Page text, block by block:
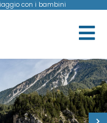
con i bambini